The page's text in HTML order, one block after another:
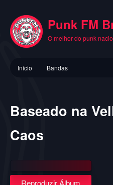
conteúdo
principal
Punk FM
O melhor do punk
principal
Início Bandas
Baseado na
Caos
Reproduzir Álbum